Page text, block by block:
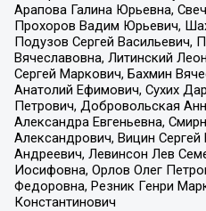
Арапова Галина Юрьевна,
Прохоров Вадим Юрьевич,
Подузов Сергей Васильевич,
Вячеславовна, Литинский
Сергей Маркович, Бахмин
Анатолий Ефимович, Сухих
Петрович, Добровольская
Александра Евгеньевна,
Александрович, Вицин
Андреевич, Левинсон Лев
Иосифовна, Орлов Олег
Федоровна, Резник Генри
Константинович